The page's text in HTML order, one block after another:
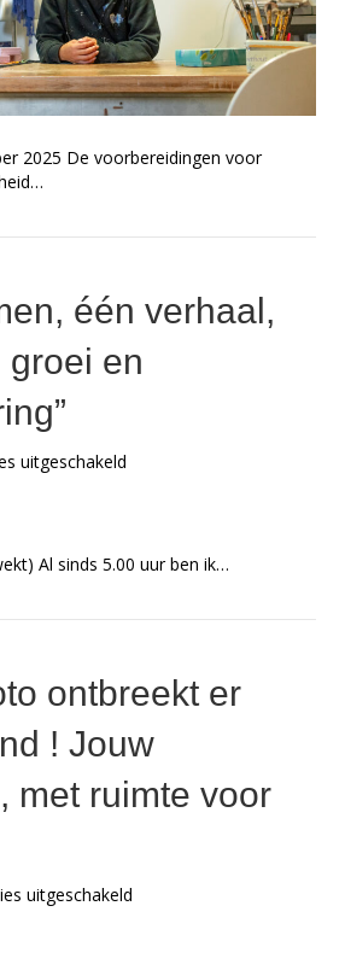
2025 De voorbereidingen voor
bij de Afscheid- Herinnering
één verhaal,
groei en
uitgeschakeld
verhaal,
verwondering”
Al sinds 5.00 uur ben ik…
bomen, één verhaal, over rouw, groei
ontbreekt er
! Jouw
met ruimte voor
uitgeschakeld